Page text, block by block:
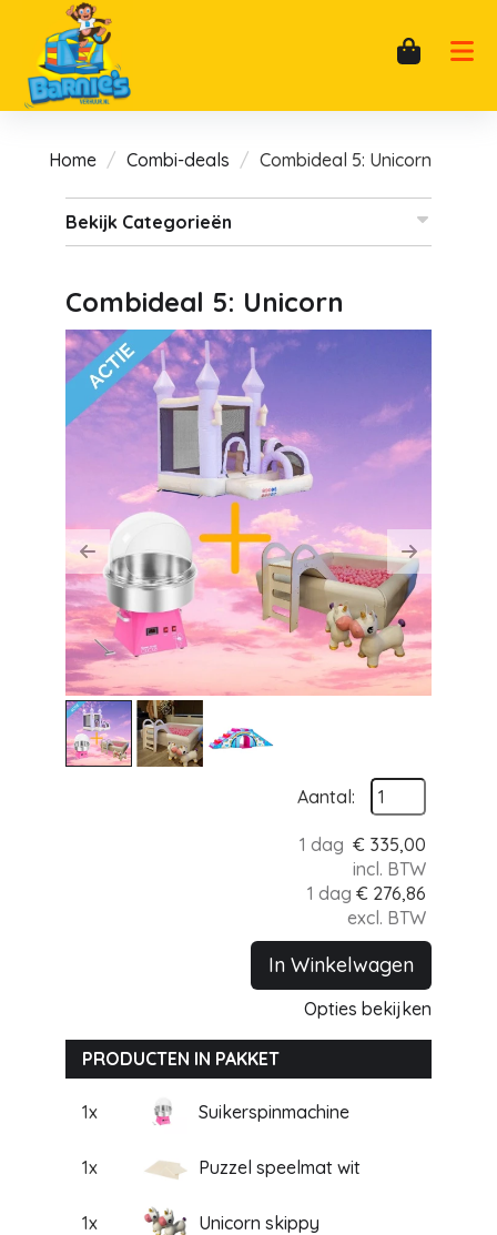
Home Combi-deals Combideal 5: Unicorn
Bekijk Categorieën
Combideal 5: Unicorn
Previous Next
Aantal:
1 dag € 335,00
incl. BTW
1 dag € 276,86
excl. BTW
In Winkelwagen
Opties bekijken
PRODUCTEN IN PAKKET
1x Suikerspinmachine
1x Puzzel speelmat wit
1x Unicorn skippy